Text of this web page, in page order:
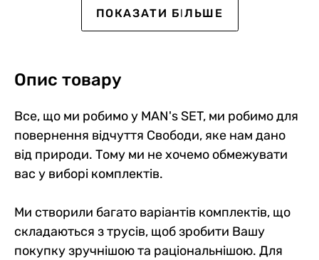
Чоловічі плавки Anatomic
Briefs 2.1 Swimming, жовтий
729 грн
437 грн
Ціна для Club:437 грн
Чоловічі анатомічні
синій
649 грн
Ціна для Club:552 грн
Ексклюзив для Клубу
Чоловічі боксери з бавовни,
Anatomic Classic 2.0, Color
809 грн
Ціна для Club:688 грн
Майка чоловіча (50%
399 грн
Ціна для Club:339 грн
Чоловічі анатомічні
боксери Anatomic Classic
чорний
709 грн
567 грн
Ціна для Club:532 грн
ВИБІР №1
Чоловічі анатомічні
Light, Black Series, темно-
синій
709 грн
Ціна для Club:603 грн
ПОКАЗАТИ БІЛЬШЕ
Опис товару
Все, що ми робимо у MAN's SET, ми робимо для
повернення відчуття Свободи, яке нам дано
від природи. Тому ми не хочемо обмежувати
вас у виборі комплектів.
Ми створили багато варіантів комплектів, що
складаються з трусів, щоб зробити Вашу
покупку зручнішою та раціональнішою. Для